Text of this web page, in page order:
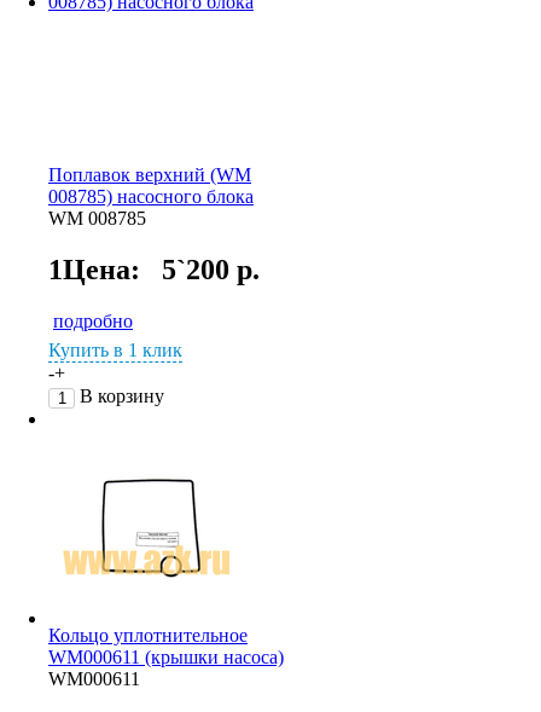
Поплавок верхний (WM
008785) насосного блока
WM 008785
1Цена: 5`200 р.
подробно
Купить в 1 клик
-+
В корзину
Кольцо уплотнительное
WM000611 (крышки насоса)
WM000611